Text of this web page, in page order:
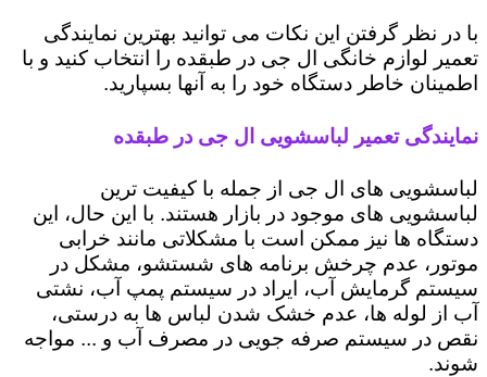
با در نظر گرفتن این نکات می توانید بهترین نمایندگی
تعمیر لوازم خانگی ال جی در طبقده را انتخاب کنید و با
اطمینان خاطر دستگاه خود را به آنها بسپارید.
نمایندگی تعمیر لباسشویی ال جی در طبقده
لباسشویی های ال جی از جمله با کیفیت ترین
لباسشویی های موجود در بازار هستند. با این حال، این
دستگاه ها نیز ممکن است با مشکلاتی مانند خرابی
موتور، عدم چرخش برنامه های شستشو، مشکل در
سیستم گرمایش آب، ایراد در سیستم پمپ آب، نشتی
آب از لوله ها، عدم خشک شدن لباس ها به درستی،
نقص در سیستم صرفه جویی در مصرف آب و ... مواجه
شوند.